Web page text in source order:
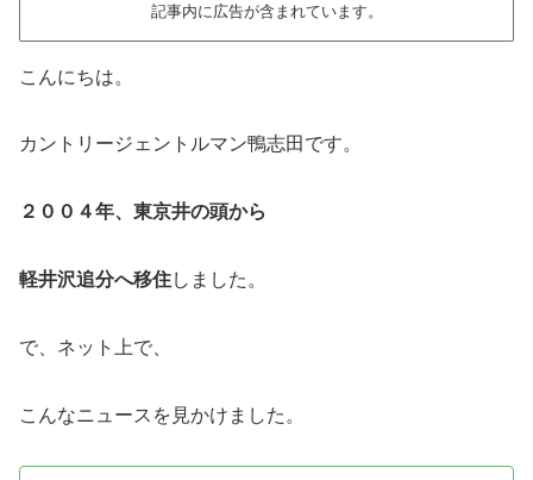
記事内に広告が含まれています。
こんにちは。
カントリージェントルマン鴨志田です。
２００４年、東京井の頭から
軽井沢追分へ移住しました。
で、ネット上で、
こんなニュースを見かけました。